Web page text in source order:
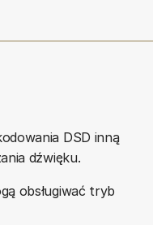
DSD inną
dźwięku.
obsługiwać tryb